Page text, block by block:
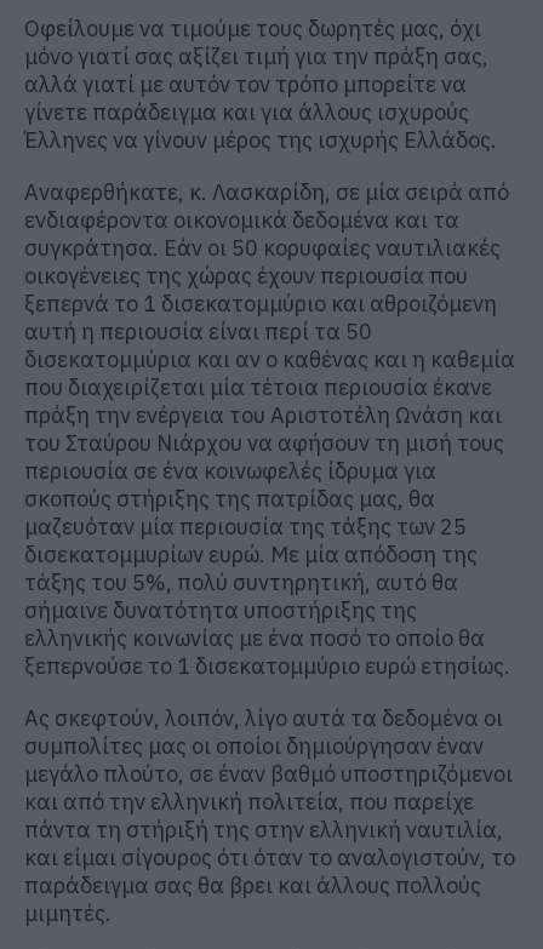
Οφείλουμε να τιμούμε τους δωρητές μας, όχι
μόνο γιατί σας αξίζει τιμή για την πράξη σας,
αλλά γιατί με αυτόν τον τρόπο μπορείτε να
γίνετε παράδειγμα και για άλλους ισχυρούς
Έλληνες να γίνουν μέρος της ισχυρής Ελλάδος.
Αναφερθήκατε, κ. Λασκαρίδη, σε μία σειρά από
ενδιαφέροντα οικονομικά δεδομένα και τα
συγκράτησα. Εάν οι 50 κορυφαίες ναυτιλιακές
οικογένειες της χώρας έχουν περιουσία που
ξεπερνά το 1 δισεκατομμύριο και αθροιζόμενη
αυτή η περιουσία είναι περί τα 50
δισεκατομμύρια και αν ο καθένας και η καθεμία
που διαχειρίζεται μία τέτοια περιουσία έκανε
πράξη την ενέργεια του Αριστοτέλη Ωνάση και
του Σταύρου Νιάρχου να αφήσουν τη μισή τους
περιουσία σε ένα κοινωφελές ίδρυμα για
σκοπούς στήριξης της πατρίδας μας, θα
μαζευόταν μία περιουσία της τάξης των 25
δισεκατομμυρίων ευρώ. Με μία απόδοση της
τάξης του 5%, πολύ συντηρητική, αυτό θα
σήμαινε δυνατότητα υποστήριξης της
ελληνικής κοινωνίας με ένα ποσό το οποίο θα
ξεπερνούσε το 1 δισεκατομμύριο ευρώ ετησίως.
Ας σκεφτούν, λοιπόν, λίγο αυτά τα δεδομένα οι
συμπολίτες μας οι οποίοι δημιούργησαν έναν
μεγάλο πλούτο, σε έναν βαθμό υποστηριζόμενοι
και από την ελληνική πολιτεία, που παρείχε
πάντα τη στήριξή της στην ελληνική ναυτιλία,
και είμαι σίγουρος ότι όταν το αναλογιστούν, το
παράδειγμα σας θα βρει και άλλους πολλούς
μιμητές.